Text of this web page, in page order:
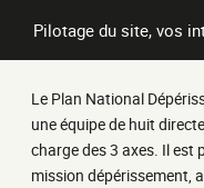
Pilotage du site, vos
Le Plan National
une équipe de huit
charge des 3 axes. Il est
mission dépérissement,